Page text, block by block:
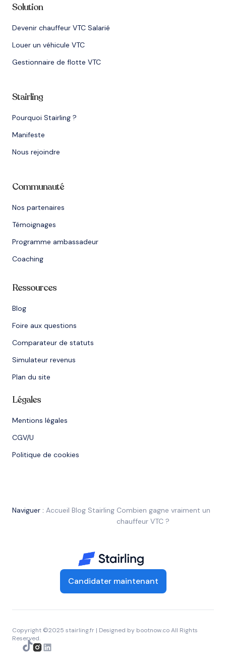
Solution
Devenir chauffeur VTC Salarié
Louer un véhicule VTC
Gestionnaire de flotte VTC
Stairling
Pourquoi Stairling ?
Manifeste
Nous rejoindre
Communauté
Nos partenaires
Témoignages
Programme ambassadeur
Coaching
Ressources
Blog
Foire aux questions
Comparateur de statuts
Simulateur revenus
Plan du site
Légales
Mentions légales
CGV/U
Politique de cookies
Naviguer : Accueil Blog Stairling Combien gagne vraiment un
chauffeur VTC ?
Candidater maintenant
Copyright ©2025 stairling.fr | Designed by bootnow.coAll Rights
Reserved.